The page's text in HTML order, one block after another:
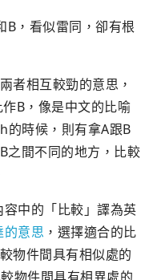
，看似雷同，卻有根
者相互較勁的意思，
B，像是中文的比喻
時候，則有拿A跟B
之間不同的地方，比較
中的「比較」譯為英
的意思 ，選擇適合的比
物件間具有相似處的